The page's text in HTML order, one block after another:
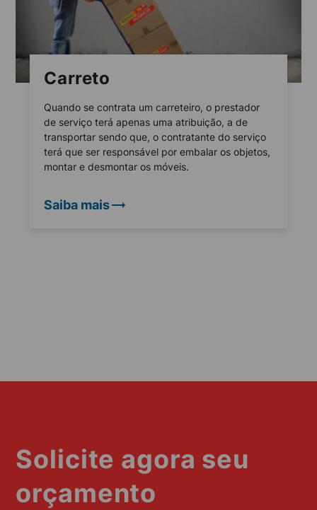
Carreto
Quando se contrata um carreteiro, o prestador
de serviço terá apenas uma atribuição, a de
transportar sendo que, o contratante do serviço
terá que ser responsável por embalar os objetos,
montar e desmontar os móveis.
Saiba mais
Solicite agora seu
orçamento